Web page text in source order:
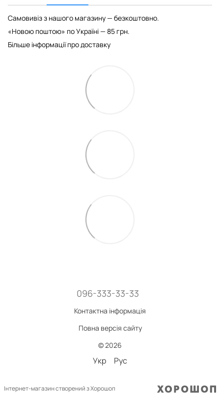
Самовивіз з нашого магазину — безкоштовно.
«Новою поштою» по Україні — 85 грн.
Більше інформації про доставку
096-333-33-33
Контактна інформація
Повна версія сайту
© 2026
Укр Рус
Інтернет-магазин створений з Хорошоп